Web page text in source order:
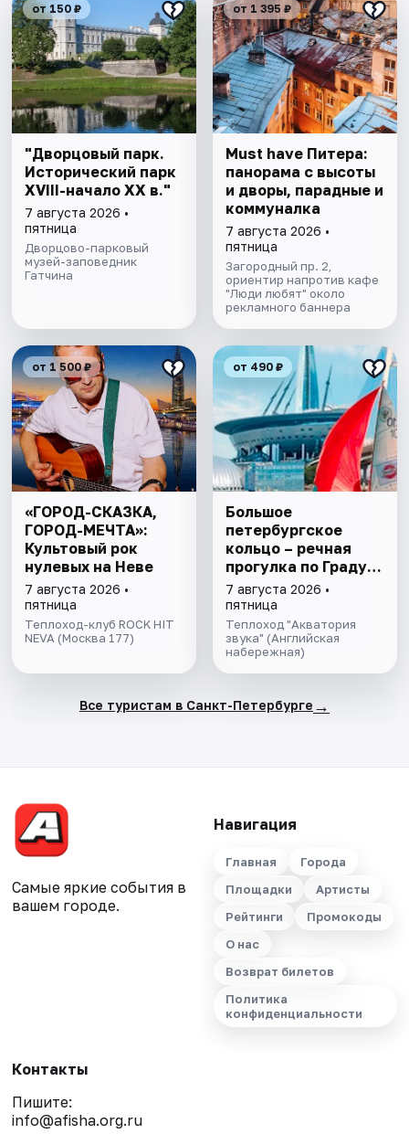
от 150 ₽
"Дворцовый парк.
Исторический парк
XVIII-начало XX в."
7 августа 2026 •
пятница
Дворцово-парковый
музей-заповедник
Гатчина
от 1 395 ₽
Must have Питера:
панорама с высоты
и дворы, парадные и
коммуналка
7 августа 2026 •
пятница
Загородный пр. 2,
ориентир напротив кафе
"Люди любят" около
рекламного баннера
от 1 500 ₽
«ГОРОД-СКАЗКА,
ГОРОД-МЕЧТА»:
Культовый рок
нулевых на Неве
7 августа 2026 •
пятница
Теплоход-клуб ROCK HIT
NEVA (Москва 177)
от 490 ₽
Большое
петербургское
кольцо – речная
прогулка пo Граду
на Неве с
авторской
экскурсией и живой
музыкой в тёплом
салоне теплохода
7 августа 2026 •
пятница
Теплоход "Акватория
звука" (Английская
набережная)
Все туристам в Санкт-Петербурге →
Самые яркие события в
вашем городе.
Навигация
Главная
Города
Площадки
Артисты
Рейтинги
Промокоды
О нас
Возврат билетов
Политика
конфиденциальности
Контакты
Пишите:
info@afisha.org.ru